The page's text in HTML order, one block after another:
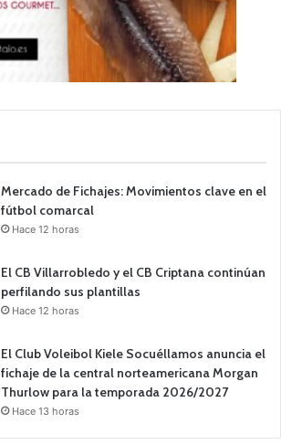
Mercado de Fichajes: Movimientos clave en el
fútbol comarcal
Hace 12 horas
El CB Villarrobledo y el CB Criptana continúan
perfilando sus plantillas
Hace 12 horas
El Club Voleibol Kiele Socuéllamos anuncia el
fichaje de la central norteamericana Morgan
Thurlow para la temporada 2026/2027
Hace 13 horas